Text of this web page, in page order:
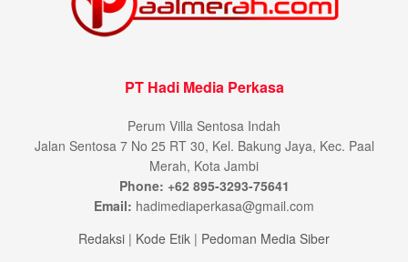
PT Hadi Media Perkasa
Perum Villa Sentosa Indah
Jalan Sentosa 7 No 25 RT 30, Kel. Bakung Jaya, Kec. Paal
Merah, Kota Jambi
Phone: +62 895-3293-75641
Email: hadimediaperkasa@gmail.com
Redaksi | Kode Etik | Pedoman Media Siber